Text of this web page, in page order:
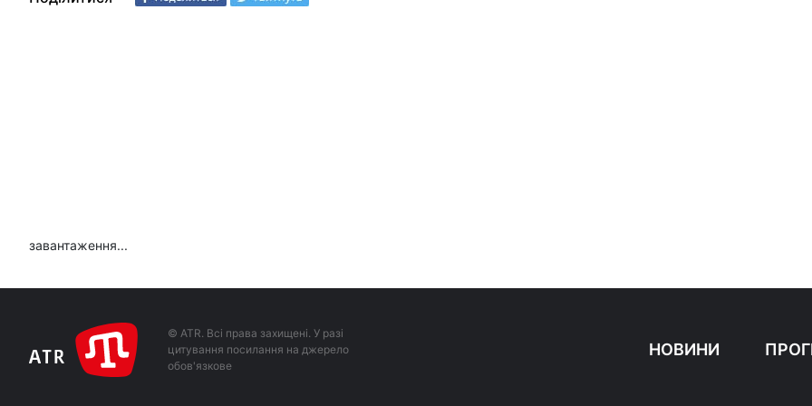
завантаження...
© ATR. Всі права захищені. У разі
цитування посилання на джерело
обов'язкове
НОВИНИ